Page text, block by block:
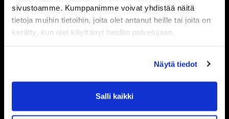
sivustoamme. Kumppanimme voivat yhdistää näitä
tietoja muihin tietoihin, joita olet antanut heille tai joita on
kerätty, kun olet käyttänyt heidän palvelujaan.
Näytä tiedot
Salli kaikki